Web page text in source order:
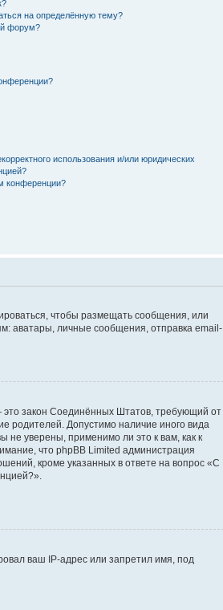
на определённую тему?
форум?
использования и/или юридических
конференции?
чтобы размещать сообщения, или
аватары, личные сообщения, отправка email-
это закон Соединённых Штатов, требующий от
родителей. Допустимо наличие иного вида
уверены, применимо ли это к вам, как к
что phpBB Limited администрация
кроме указанных в ответе на вопрос «С
ваш IP-адрес или запретил имя, под